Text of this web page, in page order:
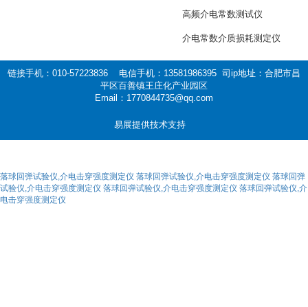
高频介电常数测试仪
介电常数介质损耗测定仪
链接手机：010-57223836 电信手机：13581986395 司ip地址：合肥市昌
平区百善镇王庄化产业园区
Email：1770844735@qq.com
易展提供技术支持
落球回弹试验仪,介电击穿强度测定仪 落球回弹试验仪,介电击穿强度测定仪 落球回弹
试验仪,介电击穿强度测定仪 落球回弹试验仪,介电击穿强度测定仪 落球回弹试验仪,介
电击穿强度测定仪